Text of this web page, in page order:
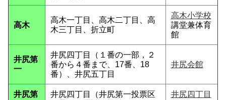
高木
高木一丁目、高木二丁目、高
木三丁目、折立町
高木小学校
講堂兼体育
館
井尻第
一
井尻四丁目（１番の一部，２
番から４番まで、17番、18
番）、井尻五丁目
井尻会館
井尻第
井尻四丁目（井尻第一投票区
井尻四丁目